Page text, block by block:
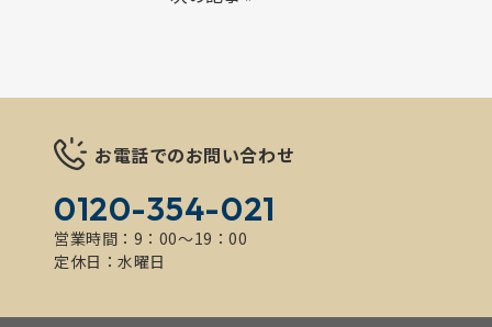
お電話でのお問い合わせ
0120-354-021
営業時間：9：00～19：00
定休日：水曜日